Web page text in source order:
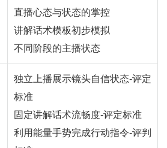
直播心态与状态的掌控
讲解话术模板初步模拟
不同阶段的主播状态
独立上播展示镜头自信状态-评定
标准
固定讲解话术流畅度-评定标准
利用能量手势完成行动指令-评判